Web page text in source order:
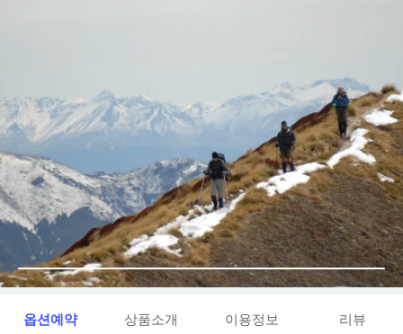
옵션예약 상품소개 이용정보 리뷰